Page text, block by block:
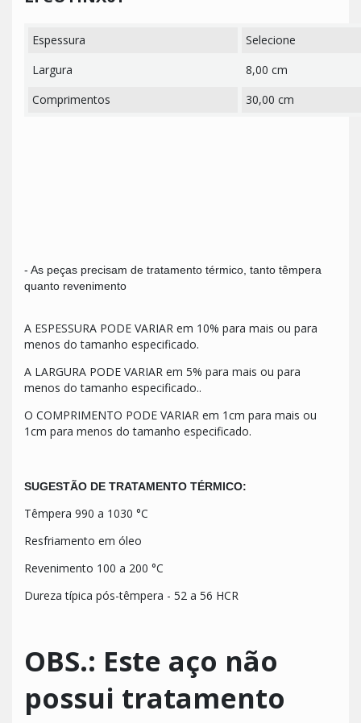
Espessura
Selecione
Largura
8,00 cm
Comprimentos
30,00 cm
- As peças precisam de tratamento térmico, tanto têmpera
quanto revenimento
A ESPESSURA PODE VARIAR em 10% para mais ou para
menos do tamanho especificado.
A LARGURA PODE VARIAR em 5% para mais ou para
menos do tamanho especificado..
O COMPRIMENTO PODE VARIAR em 1cm para mais ou
1cm para menos do tamanho especificado.
SUGESTÃO DE TRATAMENTO TÉRMICO:
Têmpera 990 a 1030 °C
Resfriamento em óleo
Revenimento 100 a 200 °C
Dureza típica pós-têmpera - 52 a 56 HCR
OBS.: Este aço não
possui tratamento